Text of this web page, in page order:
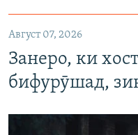
Август 07, 2026
Занеро, ки
бифурӯшад,